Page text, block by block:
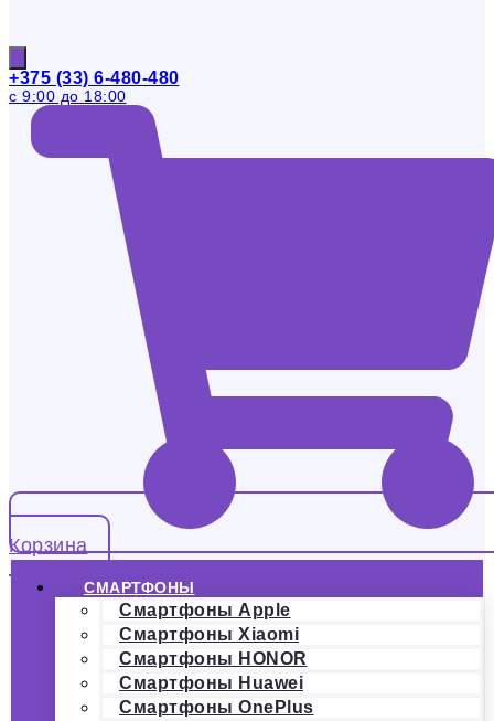
+375 (33) 6-480-480
с 9:00 до 18:00
Корзина
СМАРТФОНЫ
Смартфоны Apple
Смартфоны Xiaomi
Смартфоны HONOR
Смартфоны Huawei
Смартфоны OnePlus